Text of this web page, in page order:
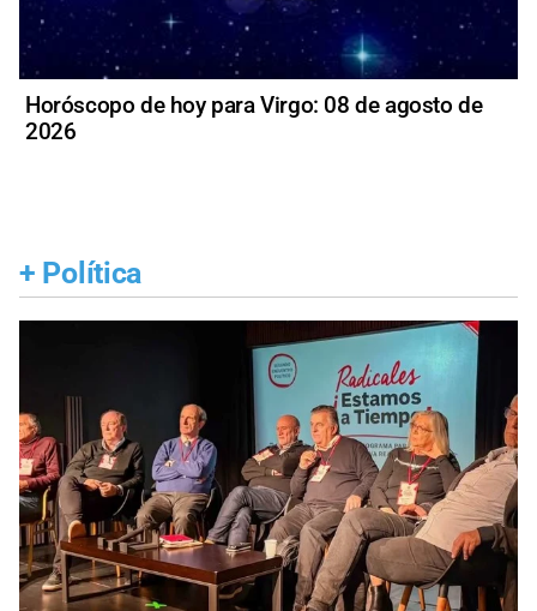
Horóscopo de hoy para Virgo: 08 de agosto de
2026
+ Política